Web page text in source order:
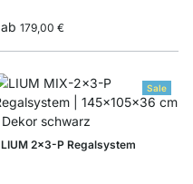
ab 179,00 €
Sale
LIUM 2x3-P Regalsystem